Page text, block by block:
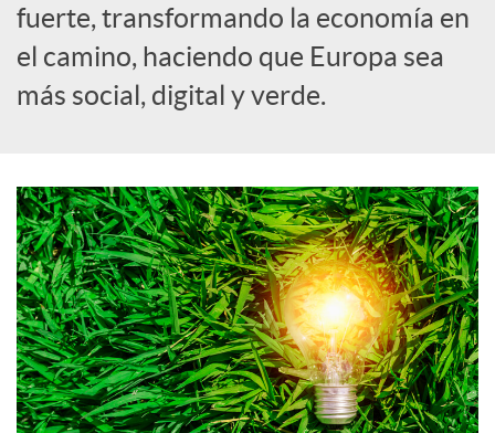
S
o
c
i
a
l
fuerte, transformando la economía en
el camino, haciendo que Europa sea
más social, digital y verde.